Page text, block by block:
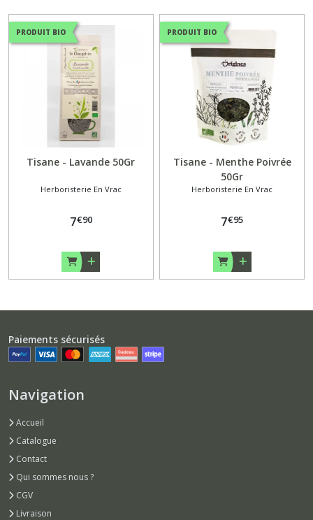
PRODUIT BIO
Tisane - Lavande 50Gr
Herboristerie En Vrac
7€90
PRODUIT BIO
Tisane - Menthe Poivrée
50Gr
Herboristerie En Vrac
7€95
Paiements sécurisés
Navigation
Accueil
Catalogue
Contact
Qui sommes nous ?
CGV
Livraison